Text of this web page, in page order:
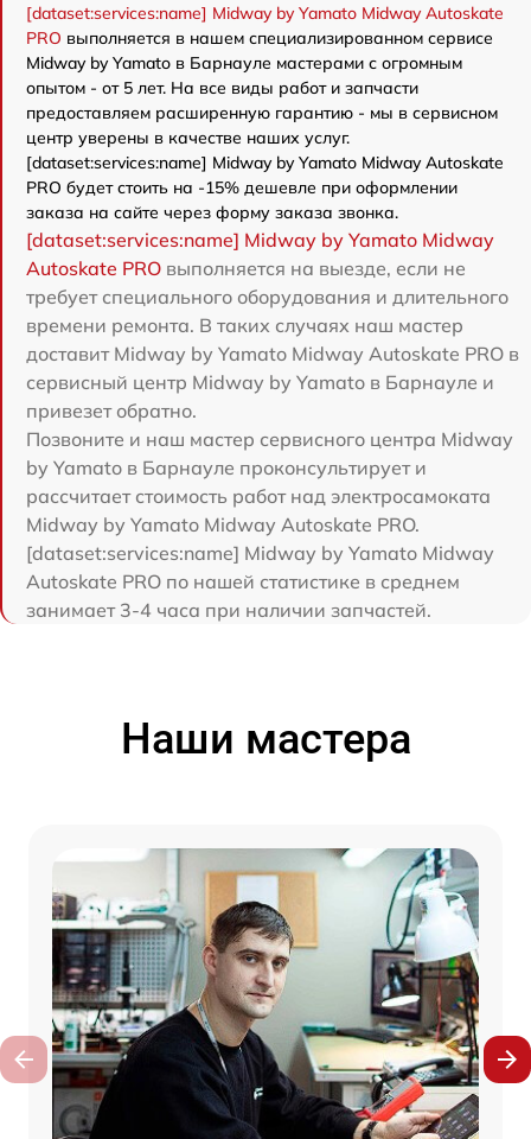
[dataset:services:name] Midway by Yamato Midway Autoskate
PRO выполняется в нашем специализированном сервисе
Midway by Yamato в Барнауле мастерами с огромным
опытом - от 5 лет. На все виды работ и запчасти
предоставляем расширенную гарантию - мы в сервисном
центр уверены в качестве наших услуг.
[dataset:services:name] Midway by Yamato Midway Autoskate
PRO будет стоить на -15% дешевле при оформлении
заказа на сайте через форму заказа звонка.
[dataset:services:name] Midway by Yamato Midway
Autoskate PRO выполняется на выезде, если не
требует специального оборудования и длительного
времени ремонта. В таких случаях наш мастер
доставит Midway by Yamato Midway Autoskate PRO в
сервисный центр Midway by Yamato в Барнауле и
привезет обратно.
Позвоните и наш мастер сервисного центра Midway
by Yamato в Барнауле проконсультирует и
рассчитает стоимость работ над электросамоката
Midway by Yamato Midway Autoskate PRO.
[dataset:services:name] Midway by Yamato Midway
Autoskate PRO по нашей статистике в среднем
занимает 3-4 часа при наличии запчастей.
Наши мастера